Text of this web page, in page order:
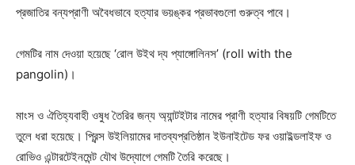
প্রজাতির বন্যপ্রাণী অবৈধভাবে হত্যার ভয়ঙ্কর প্রভাবগুলো গুরুত্ব পাবে।
গেমটির নাম দেওয়া হয়েছে ‘রোল উইথ দ্য প্যাঙ্গোলিনস’ (roll with the
pangolin)।
মাংস ও ঐতিহ্যবাহী ওষুধ তৈরির জন্য অ্যান্টইটার নামের প্রাণী হত্যার বিষয়টি গেমটিতে
তুলে ধরা হয়েছে। প্রিন্স উইলিয়ামের দাতব্যপ্রতিষ্ঠান ইউনাইটেড ফর ওয়াইল্ডলাইফ ও
রোভিও এন্টারটেইনমেন্ট যৌথ উদ্যোগে গেমটি তৈরি করেছে।